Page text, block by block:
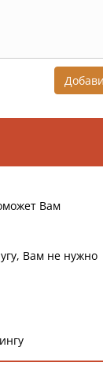
Вам
Вам не нужно